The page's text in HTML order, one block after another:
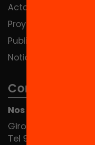
Actos
Proyectos
Publicaciones y
Noticias
Contacto
Nos puedes
Girona 34, interior
Tel 934 588 700